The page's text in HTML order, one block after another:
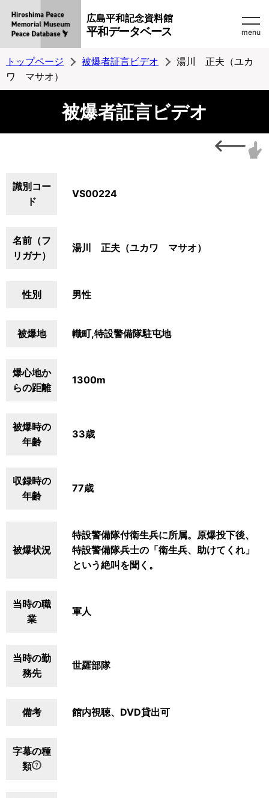
広島平和記念資料館
平和データベース menu
トップページ 被爆者証言ビデオ
湯川 正夫（ユカ
ワ マサオ）
被爆者証言ビデオ
識別コー
ド
VS00224
名前（フ
リガナ）
湯川 正夫（ユカワ マサオ）
性別 男性
被爆地 幟町,特設警備隊駐屯地
爆心地か
らの距離
1300m
被爆時の
年齢
33歳
収録時の
年齢
77歳
被爆状況
特設警備隊付衛生兵に所属。原爆投下後、
特設警備隊兵士の「衛生兵、助けてくれ」
という絶叫を聞く。
当時の職
業
軍人
当時の勤
務先
世羅部隊
備考 館内視聴、DVD貸出可
字幕の種
類